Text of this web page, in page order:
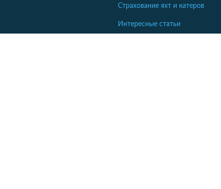
Страхование яхт и катеров
Интересные статьи